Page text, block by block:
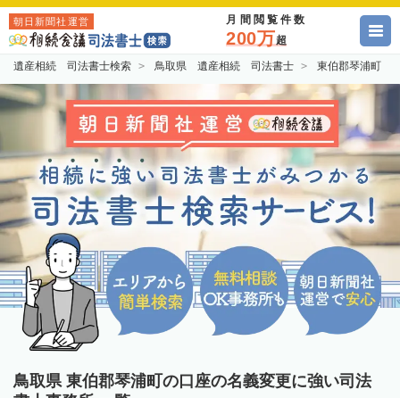
朝日新聞社運営 月間閲覧件数
200万超
遺産相続 司法書士検索 鳥取県 遺産相続 司法書士 東伯郡琴浦町
鳥取県 東伯郡琴浦町の口座の名義変更に強い司法